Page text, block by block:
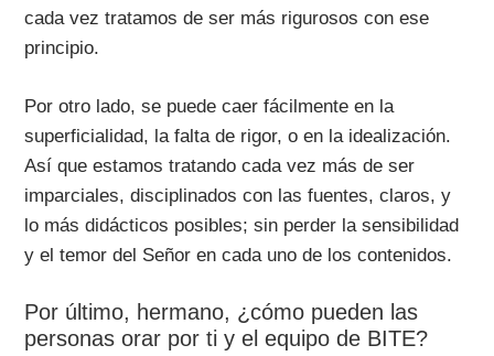
cada vez tratamos de ser más rigurosos con ese
principio.
Por otro lado, se puede caer fácilmente en la
superficialidad, la falta de rigor, o en la idealización.
Así que estamos tratando cada vez más de ser
imparciales, disciplinados con las fuentes, claros, y
lo más didácticos posibles; sin perder la sensibilidad
y el temor del Señor en cada uno de los contenidos.
Por último, hermano, ¿cómo pueden las
personas orar por ti y el equipo de BITE?